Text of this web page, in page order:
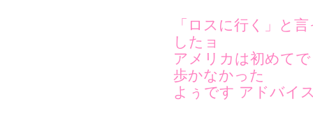
「ロスに行く」と
したョ
アメリカは初めて
歩かなかった
よぅです アドバイ